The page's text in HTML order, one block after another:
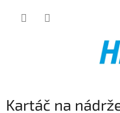
Kartáč na